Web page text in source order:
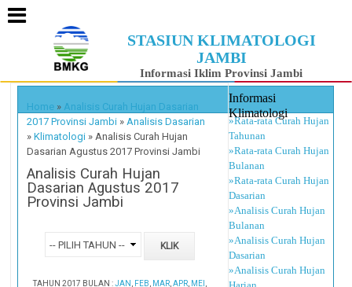
STASIUN KLIMATOLOGI
JAMBI
Informasi Iklim Provinsi Jambi
Home » Analisis Curah Hujan Dasarian
2017 Provinsi Jambi » Analisis Dasarian
»Klimatologi » Analisis Curah Hujan
Dasarian Agustus 2017 Provinsi Jambi
Analisis Curah Hujan
Dasarian Agustus 2017
Provinsi Jambi
TAHUN 2017 BULAN :JAN FEB MAR, APR, MEI
Informasi
Klimatologi
»Rata-rata Curah Hujan
Tahunan
»Rata-rata Curah Hujan
Bulanan
»Rata-rata Curah Hujan
Dasarian
»Analisis Curah Hujan
Bulanan
»Analisis Curah Hujan
Dasarian
»Analisis Curah Hujan